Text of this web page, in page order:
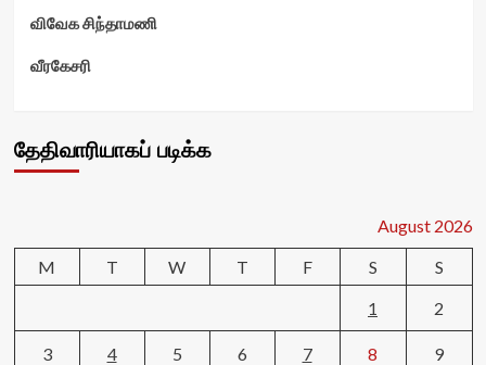
விவேக சிந்தாமணி
வீரகேசரி
தேதிவாரியாகப் படிக்க
August 2026
M
T W T F S
S
1
2
3 4 5 6 7 8 9